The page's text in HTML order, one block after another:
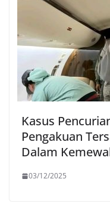
Kasus
Pengakuan
Dalam
03/12/2025